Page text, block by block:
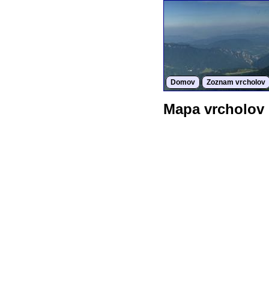
Domov Zoznam vrcholov
Mapa vrcholov